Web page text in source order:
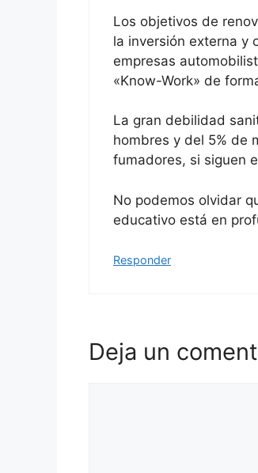
Los objetivos de
la inversión externa y
empresas
«Know-Work» de
La gran debilidad
hombres y del 5% de
fumadores, si siguen
No podemos olvidar
educativo está en
Responder
Deja un